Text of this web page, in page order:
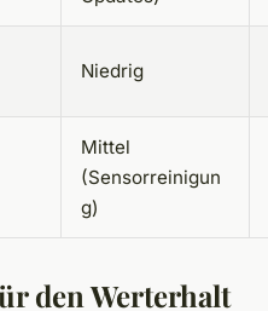
Niedrig
Mittel
(Sensorreinigun
g)
den Werterhalt